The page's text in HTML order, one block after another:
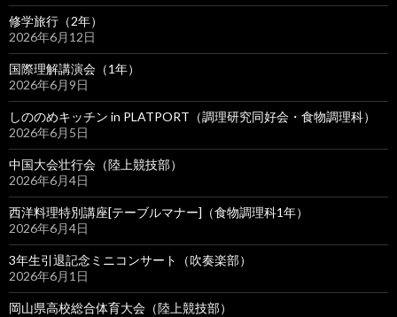
修学旅行（2年）
2026年6月12日
国際理解講演会（1年）
2026年6月9日
しののめキッチン in PLATPORT（調理研究同好会・食物調理科）
2026年6月5日
中国大会壮行会（陸上競技部）
2026年6月4日
西洋料理特別講座[テーブルマナー]（食物調理科1年）
2026年6月4日
3年生引退記念ミニコンサート（吹奏楽部）
2026年6月1日
岡山県高校総合体育大会（陸上競技部）